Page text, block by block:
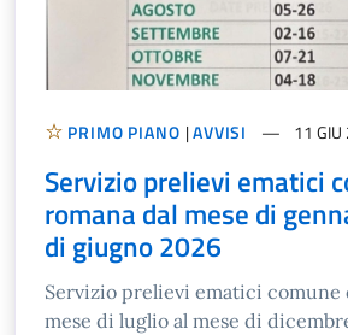
PRIMO PIANO |AVVISI 11
Servizio prelievi ematici
romana dal mese di
di giugno 2026
Servizio prelievi ematici comune
mese di luglio al mese di